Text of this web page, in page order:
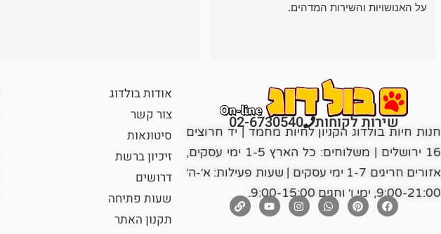
על האנושויות והשירות המדהים.
שירות לקוחות 02-6730540
חנות חיות בולדוג הקניון לחיות מחמד | יד חרוצים
16 ירושלים | משלוחים: כל הארץ 1-5 ימי עסקים,
אזורים חריגים 1-7 ימי עסקים | שעות פעילות: א׳-ה׳
9:00-21:00, ימי ו׳ וחגים 9:00-15:00.
אודות בולדוג
צור קשר
סיטונאות
זיכיון ברשת
דרושים
שעות פתיחה
תקנון האתר